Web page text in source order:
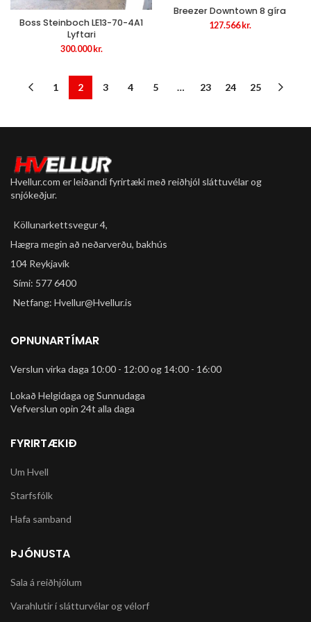
Boss Steinboch LE13-70-4A1
Lyftari
300.000 kr.
Breezer Downtown 8 gíra
127.566kr.
1 2 3 4 5 … 23 24 25
Hvellur.com er leiðandi fyrirtæki með reiðhjól sláttuvélar og
snjókeðjur.
Köllunarkettsvegur 4,
Hægra megin að neðarverðu, bakhús
104 Reykjavík
Sími: 577 6400
Netfang: Hvellur@Hvellur.is
OPNUNARTÍMAR
Verslun virka daga 10:00 - 12:00 og 14:00 - 16:00
Lokað Helgidaga og Sunnudaga
Vefverslun opin 24t alla daga
FYRIRTÆKIÐ
Um Hvell
Starfsfólk
Hafa samband
ÞJÓNUSTA
Sala á reiðhjólum
Varahlutir í slátturvélar og vélorf